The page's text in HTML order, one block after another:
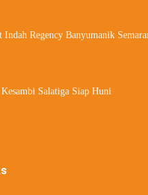
Regency Banyumanik
Salatiga Siap Huni